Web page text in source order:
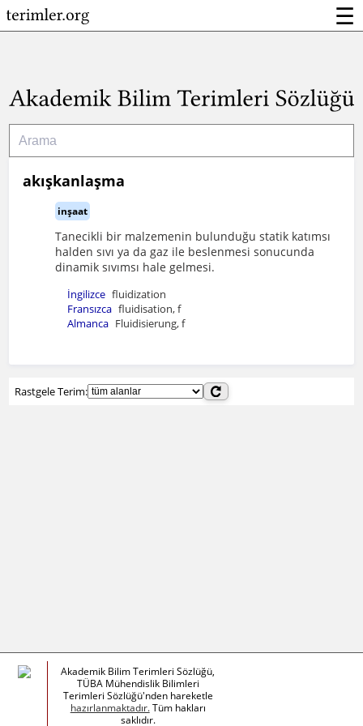
☰
akışkanlaşma
inşaat
Tanecikli bir malzemenin bulunduğu statik katımsı
halden sıvı ya da gaz ile beslenmesi sonucunda
dinamik sıvımsı hale gelmesi.
İngilizce fluidization
Fransızca fluidisation, f
Almanca Fluidisierung, f
Rastgele Terim:
Akademik Bilim Terimleri Sözlüğü,
TÜBA Mühendislik Bilimleri
Terimleri Sözlüğü'nden hareketle
hazırlanmaktadır.Tüm hakları
saklıdır.